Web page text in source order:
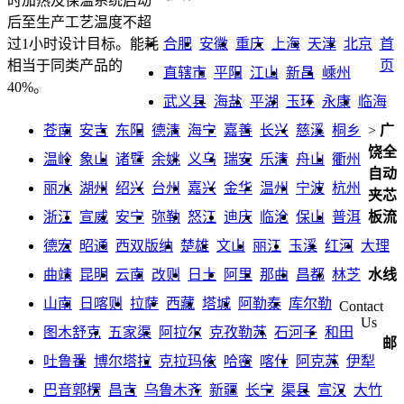
后至生产工艺温度不超
过1小时设计目标。能耗
相当于同类产品的
40%。
合肥 安徽 重庆 上海 天津 北京
直辖市 平阳 江山 新昌 嵊州
武义县 海盐 平湖 玉环 永康
临海
苍南 安吉 东阳 德清 海宁 嘉善 长兴 慈溪 桐乡
温岭 象山 诸暨 余姚 义乌 瑞安 乐清 舟山 衢州
丽水 湖州 绍兴 台州 嘉兴 金华 温州 宁波 杭州
浙江 宣威 安宁 弥勒 怒江 迪庆 临沧 保山 普洱
德宏
昭通 西双版纳 楚雄 文山 丽江 玉溪 红河 大理
曲靖 昆明 云南 改则 日土 阿里 那曲 昌都 林芝
山南
日喀则 拉萨 西藏 塔城 阿勒泰 库尔勒
图木舒克 五家渠 阿拉尔 克孜勒苏 石河子 和田
吐鲁番 博尔塔拉 克拉玛依 哈密 喀什 阿克苏 伊犁
巴音郭楞 昌吉 乌鲁木齐 新疆 长宁 渠县 宣汉 大竹
首
页
> 广
饶全
自动
夹芯
板流
水线
Contact
Us
邮